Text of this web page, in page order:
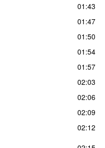
01:43
01:47
01:50
01:54
01:57
02:03
02:06
02:09
02:12